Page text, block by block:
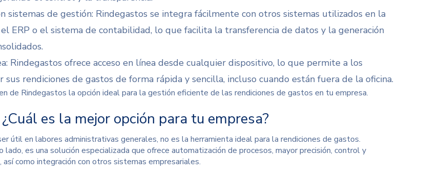
sistemas de gestión: Rindegastos se integra fácilmente con otros sistemas utilizados en la
ERP o el sistema de contabilidad, lo que facilita la transferencia de datos y la generación
Rindegastos ofrece acceso en línea desde cualquier dispositivo, lo que permite a los
sus rendiciones de gastos de forma rápida y sencilla, incluso cuando están fuera de la oficina.
de Rindegastos la opción ideal para la gestión eficiente de las rendiciones de gastos en tu empresa.
es la mejor opción para tu empresa?
útil en labores administrativas generales, no es la herramienta ideal para la rendiciones de gastos.
lado, es una solución especializada que ofrece automatización de procesos, mayor precisión, control y
así como integración con otros sistemas empresariales.